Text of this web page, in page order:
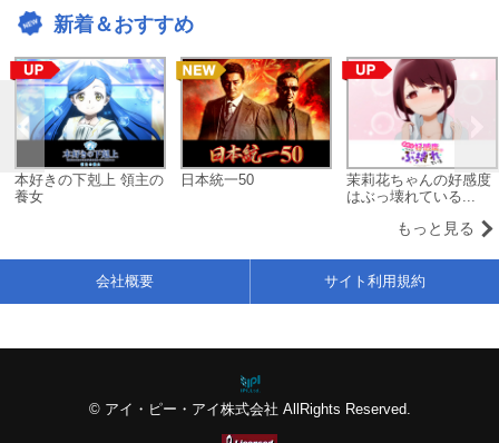
新着＆おすすめ
本好きの下剋上 領主の
養女
日本統一50
茉莉花ちゃんの好感度
はぶっ壊れている...
もっと見る
© アイ・ピー・アイ株式会社 AllRights Reserved.
会社概要 サイト利用規約